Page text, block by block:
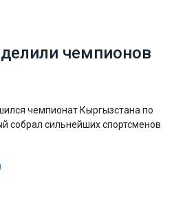
чемпионов
чемпионат Кыргызстана по
собрал сильнейших спортсменов